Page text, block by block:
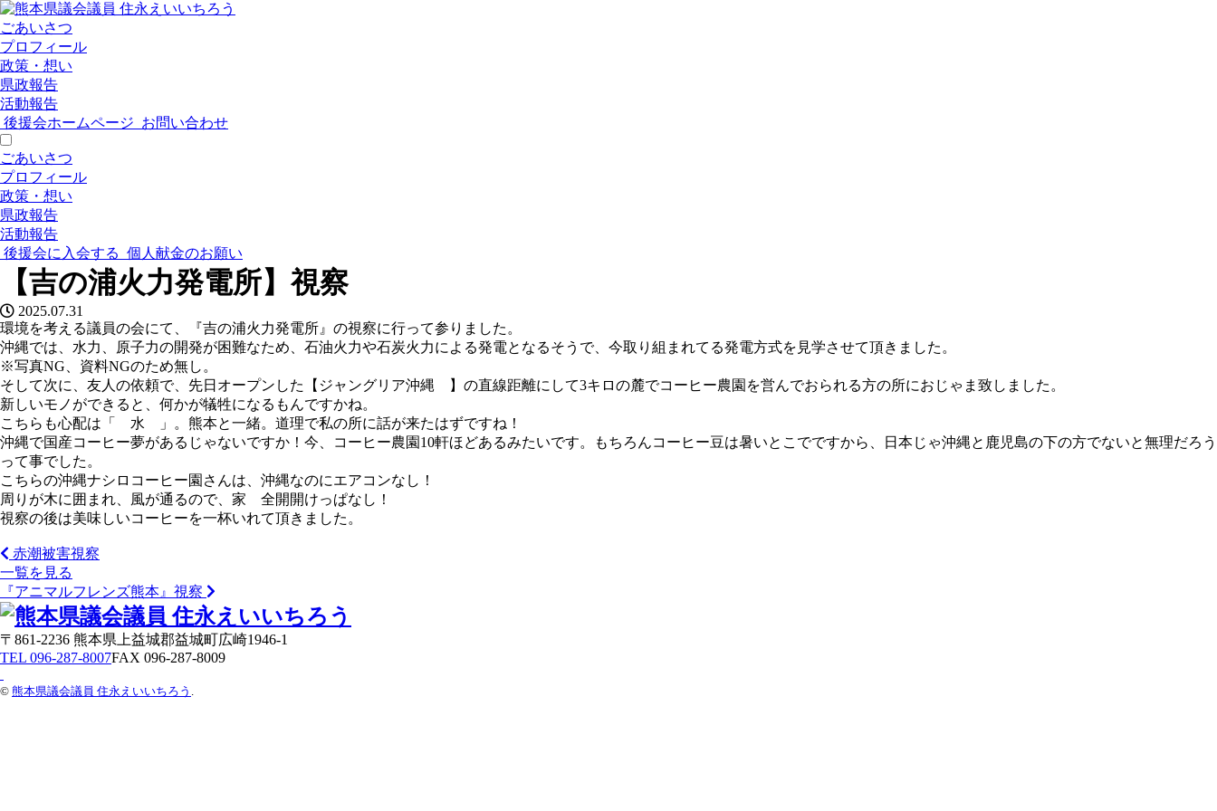
ごあいさつ
プロフィール
政策・想い
県政報告
活動報告
後援会ホームページ お問い合わせ
ごあいさつ
プロフィール
政策・想い
県政報告
活動報告
後援会に入会する 個人献金のお願い
【吉の浦火力発電所】視察
2025.07.31
環境を考える議員の会にて、『吉の浦火力発電所』の視察に行って参りました。
沖縄では、水力、原子力の開発が困難なため、石油火力や石炭火力による発電となるそうで、今取り組まれてる発電方式を見学させて頂きました。
※写真NG、資料NGのため無し。
そして次に、友人の依頼で、先日オープンした【ジャングリア沖縄 】の直線距離にして3キロの麓でコーヒー農園を営んでおられる方の所におじゃま致しました。
新しいモノができると、何かが犠牲になるもんですかね。
こちらも心配は「 水 」。熊本と一緒。道理で私の所に話が来たはずですね！
沖縄で国産コーヒー夢があるじゃないですか！今、コーヒー農園10軒ほどあるみたいです。もちろんコーヒー豆は暑いとこでですから、日本じゃ沖縄と鹿児島の下の方でないと無理だろう
って事でした。
こちらの沖縄ナシロコーヒー園さんは、沖縄なのにエアコンなし！
周りが木に囲まれ、風が通るので、家 全開開けっぱなし！
視察の後は美味しいコーヒーを一杯いれて頂きました。
赤潮被害視察
一覧を見る
『アニマルフレンズ熊本』視察
〒861-2236 熊本県上益城郡益城町広崎1946-1
TEL 096-287-8007FAX 096-287-8009
© 熊本県議会議員 住永えいいちろう .